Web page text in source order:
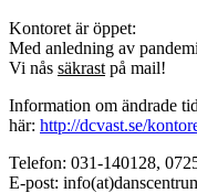
Kontoret är öppet:
Med anledning av
Vi nås säkrast på mail!
Information om ändrade
här: http://dcvast.se/
Telefon: 031-140128,
E-post: